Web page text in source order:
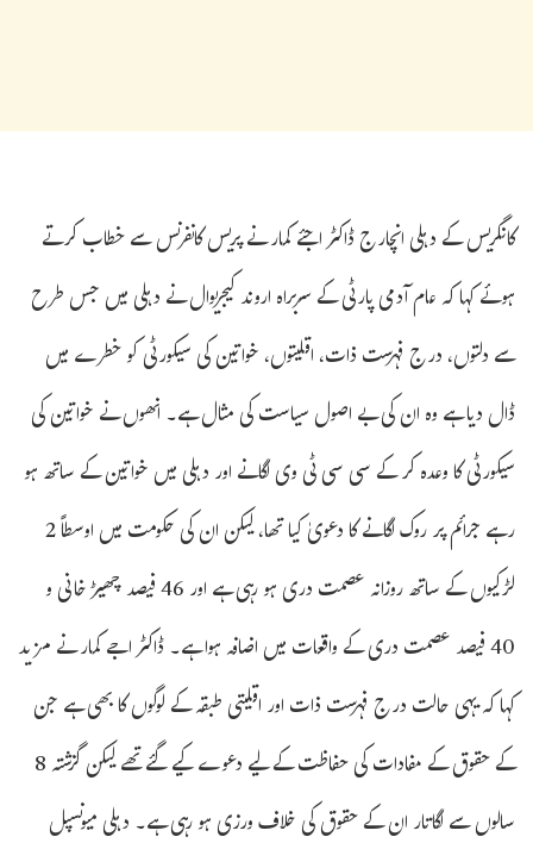
کانگریس کے دہلی انچارج ڈاکٹر اجئے کمار نے پریس کانفرنس سے خطاب کرتے
ہوئے کہا کہ عام آدمی پارٹی کے سربراہ اروند کیجریوال نے دہلی میں جس طرح
سے دلتوں، درج فہرست ذات، اقلیتوں، خواتین کی سیکورٹی کو خطرے میں
ڈال دیا ہے وہ ان کی بے اصول سیاست کی مثال ہے۔ انھوں نے خواتین کی
سیکورٹی کا وعدہ کر کے سی سی ٹی وی لگانے اور دہلی میں خواتین کے ساتھ ہو
رہے جرائم پر روک لگانے کا دعویٰ کیا تھا، لیکن ان کی حکومت میں اوسطاً 2
لڑکیوں کے ساتھ روزانہ عصمت دری ہو رہی ہے اور 46 فیصد چھیڑ خانی و
40 فیصد عصمت دری کے واقعات میں اضافہ ہوا ہے۔ ڈاکٹر اجے کمار نے مزید
کہا کہ یہی حالت درج فہرست ذات اور اقلیتی طبقہ کے لوگوں کا بھی ہے جن
کے حقوق کے مفادات کی حفاظت کے لیے دعوے کیے گئے تھے لیکن گزشتہ 8
سالوں سے لگاتار ان کے حقوق کی خلاف ورزی ہو رہی ہے۔ دہلی میونسپل